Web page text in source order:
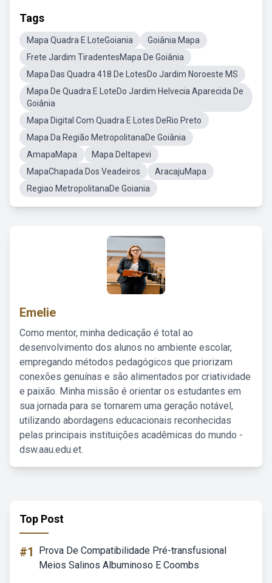
Tags
Mapa Quadra E LoteGoiania
Goiânia Mapa
Frete Jardim TiradentesMapa De Goiânia
Mapa Das Quadra 418 De LotesDo Jardim Noroeste MS
Mapa De Quadra E LoteDo Jardim Helvecia Aparecida De
Goiânia
Mapa Digital Com Quadra E Lotes DeRio Preto
Mapa Da Região MetropolitanaDe Goiânia
AmapaMapa
Mapa DeItapevi
MapaChapada Dos Veadeiros
AracajuMapa
Regiao MetropolitanaDe Goiania
Emelie
Como mentor, minha dedicação é total ao
desenvolvimento dos alunos no ambiente escolar,
empregando métodos pedagógicos que priorizam
conexões genuínas e são alimentados por criatividade
e paixão. Minha missão é orientar os estudantes em
sua jornada para se tornarem uma geração notável,
utilizando abordagens educacionais reconhecidas
pelas principais instituições acadêmicas do mundo -
dsw.aau.edu.et.
Top Post
#1
Prova De Compatibilidade Pré-transfusional
Meios Salinos Albuminoso E Coombs